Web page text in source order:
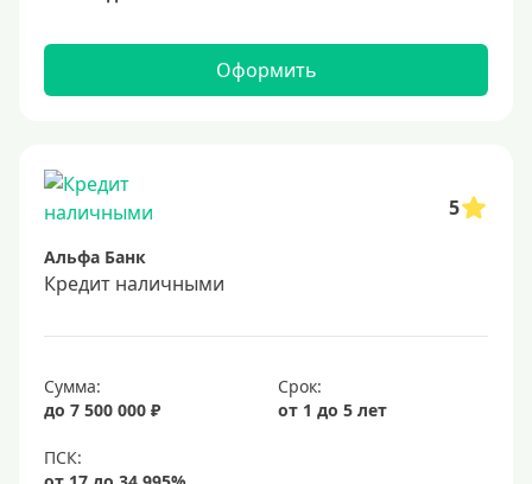
Оформить
5
Альфа Банк
Кредит наличными
Сумма:
до 7 500 000 ₽
Срок:
от 1 до 5 лет